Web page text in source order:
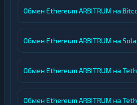
Обмен Ethereum ARBITRUM на
Обмен Ethereum ARBITRUM на
Обмен Ethereum ARBITRUM на
Обмен Ethereum ARBITRUM на